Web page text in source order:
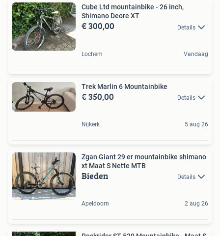
Cube Ltd mountainbike - 26 inch,
Shimano Deore XT
€ 300,00 Details
Lochem Vandaag
Trek Marlin 6 Mountainbike
€ 350,00 Details
Nijkerk 5 aug 26
Zgan Giant 29 er mountainbike shimano
xt Maat S Nette MTB
Bieden Details
Apeldoorn 2 aug 26